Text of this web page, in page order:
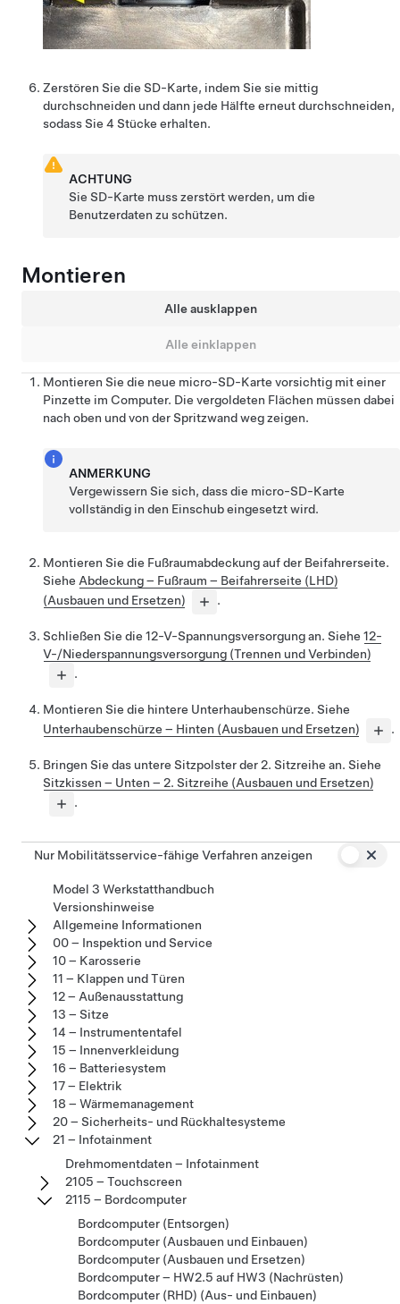
Zerstören Sie die SD-Karte, indem Sie sie mittig
durchschneiden und dann jede Hälfte erneut durchschneiden,
sodass Sie 4 Stücke erhalten.
ACHTUNG
Sie SD-Karte muss zerstört werden, um die
Benutzerdaten zu schützen.
Montieren
Alle ausklappen
Alle einklappen
Montieren Sie die neue micro-SD-Karte vorsichtig mit einer
Pinzette im Computer. Die vergoldeten Flächen müssen dabei
nach oben und von der Spritzwand weg zeigen.
ANMERKUNG
Vergewissern Sie sich, dass die micro-SD-Karte
vollständig in den Einschub eingesetzt wird.
Montieren Sie die Fußraumabdeckung auf der Beifahrerseite.
Siehe Abdeckung – Fußraum – Beifahrerseite (LHD)
(Ausbauen und Ersetzen)
.
Schließen Sie die 12-V-Spannungsversorgung an. Siehe 12-
V-/Niederspannungsversorgung (Trennen und Verbinden)
.
Montieren Sie die hintere Unterhaubenschürze. Siehe
Unterhaubenschürze – Hinten (Ausbauen und Ersetzen)
.
Bringen Sie das untere Sitzpolster der 2. Sitzreihe an. Siehe
Sitzkissen – Unten – 2. Sitzreihe (Ausbauen und Ersetzen)
.
Nur Mobilitätsservice-fähige Verfahren anzeigen
Model 3 Werkstatthandbuch
Versionshinweise
Allgemeine Informationen
00 – Inspektion und Service
10 – Karosserie
11 – Klappen und Türen
12 – Außenausstattung
13 – Sitze
14 – Instrumententafel
15 – Innenverkleidung
16 – Batteriesystem
17 – Elektrik
18 – Wärmemanagement
20 – Sicherheits- und Rückhaltesysteme
21 – Infotainment
Drehmomentdaten – Infotainment
2105 – Touchscreen
2115 – Bordcomputer
Bordcomputer (Entsorgen)
Bordcomputer (Ausbauen und Einbauen)
Bordcomputer (Ausbauen und Ersetzen)
Bordcomputer – HW2.5 auf HW3 (Nachrüsten)
Bordcomputer (RHD) (Aus- und Einbauen)